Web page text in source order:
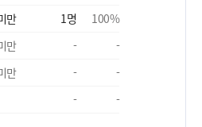
만
1명 100%
만
-
-
만
-
-
- -